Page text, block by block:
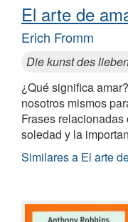
El arte de
Erich Fromm
Die kunst des
¿Qué significa
nosotros mismos
Frases
soledad y la
Similares a El arte